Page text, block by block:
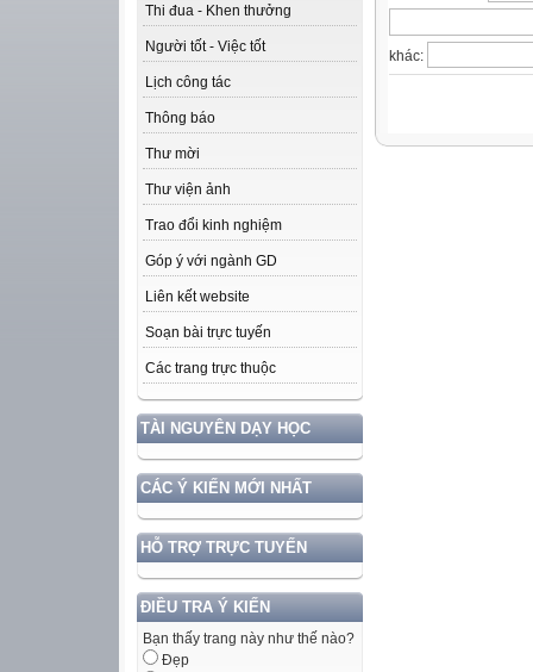
Thi đua - Khen thưởng
Người tốt - Việc tốt
Lịch công tác
Thông báo
Thư mời
Thư viện ảnh
Trao đổi kinh nghiệm
Góp ý với ngành GD
Liên kết website
Soạn bài trực tuyến
Các trang trực thuộc
TÀI NGUYÊN DẠY HỌC
CÁC Ý KIẾN MỚI NHẤT
HỖ TRỢ TRỰC TUYẾN
ĐIỀU TRA Ý KIẾN
Bạn thấy trang này như thế nào?
Đẹp
khác: